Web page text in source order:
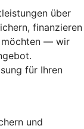
über
finanzieren
möchten — wir
für Ihren
und